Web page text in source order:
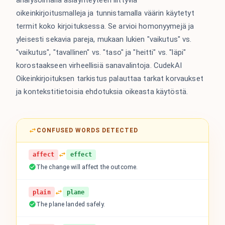
oikeinkirjoitusmalleja ja tunnistamalla väärin käytetyt
termit koko kirjoituksessa. Se arvioi homonyymejä ja
yleisesti sekavia pareja, mukaan lukien "vaikutus" vs.
"vaikutus", "tavallinen" vs. "taso" ja "heitti" vs. "läpi"
korostaakseen virheellisiä sanavalintoja. CudekAI
Oikeinkirjoituksen tarkistus palauttaa tarkat korvaukset
ja kontekstitietoisia ehdotuksia oikeasta käytöstä.
CONFUSED WORDS DETECTED
affect effect
The change will affect the outcome.
plain plane
The plane landed safely.